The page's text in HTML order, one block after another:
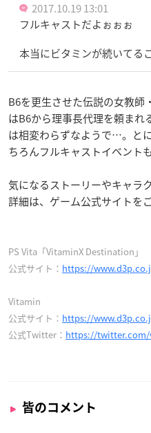
2017.10.19 13:01
フルキャストだよぉぉぉ
本当にビタミンが続いてる
B6を更生させた伝説の女教師
はB6から理事長代理を頼まれ
は相変わらずなようで…。と
ちろんフルキャストイベント
気になるストーリーやキャラ
詳細は、ゲーム公式サイトを
PS Vita「VitaminX Destination」
公式サイト： https://
Vitamin
公式サイト： https://
公式Twitter： https://
皆のコメント